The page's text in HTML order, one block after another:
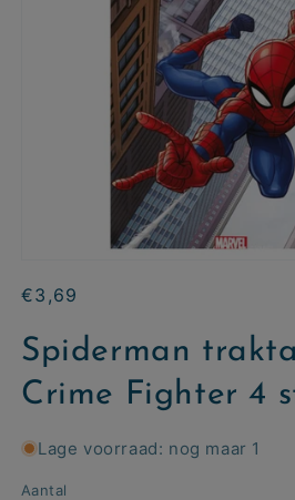
Normale
€3,69
Spiderman
Crime Fighter 4
Lage voorraad: nog maar 1
Aantal